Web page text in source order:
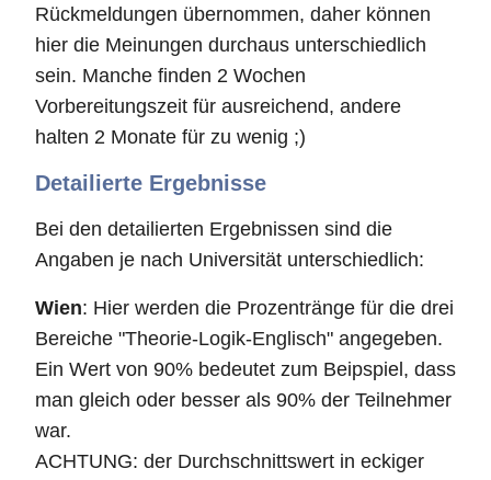
Rückmeldungen übernommen, daher können
hier die Meinungen durchaus unterschiedlich
sein. Manche finden 2 Wochen
Vorbereitungszeit für ausreichend, andere
halten 2 Monate für zu wenig ;)
Detailierte Ergebnisse
Bei den detailierten Ergebnissen sind die
Angaben je nach Universität unterschiedlich:
Wien: Hier werden die Prozentränge für die drei
Bereiche "Theorie-Logik-Englisch" angegeben.
Ein Wert von 90% bedeutet zum Beipspiel, dass
man gleich oder besser als 90% der Teilnehmer
war.
ACHTUNG: der Durchschnittswert in eckiger